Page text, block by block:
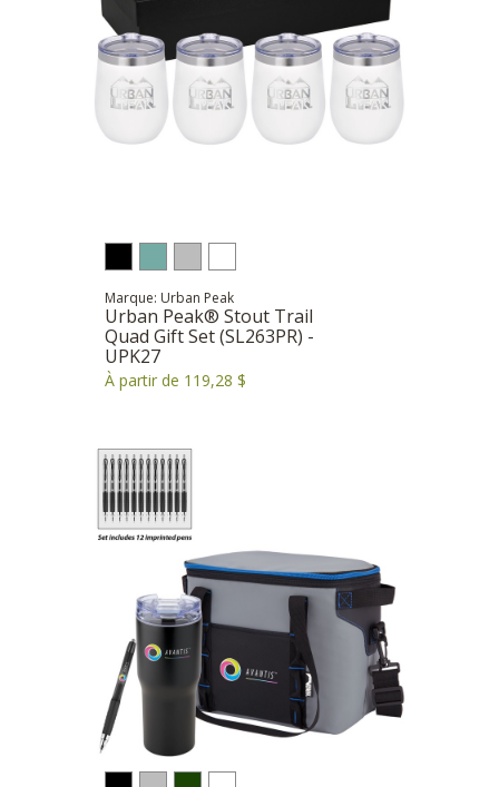
Marque: Urban Peak
Urban Peak® Stout Trail
Quad Gift Set (SL263PR) -
UPK27
À partir de 119,28 $